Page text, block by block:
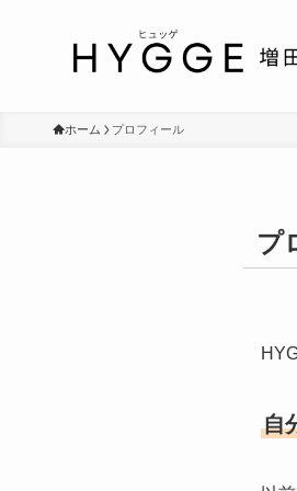
ホーム プロフィール
プ
自